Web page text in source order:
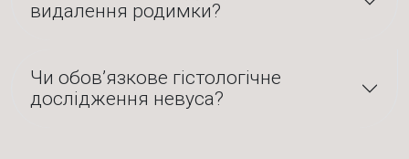
видалення родимки?
Чи обов’язкове гістологічне
дослідження невуса?